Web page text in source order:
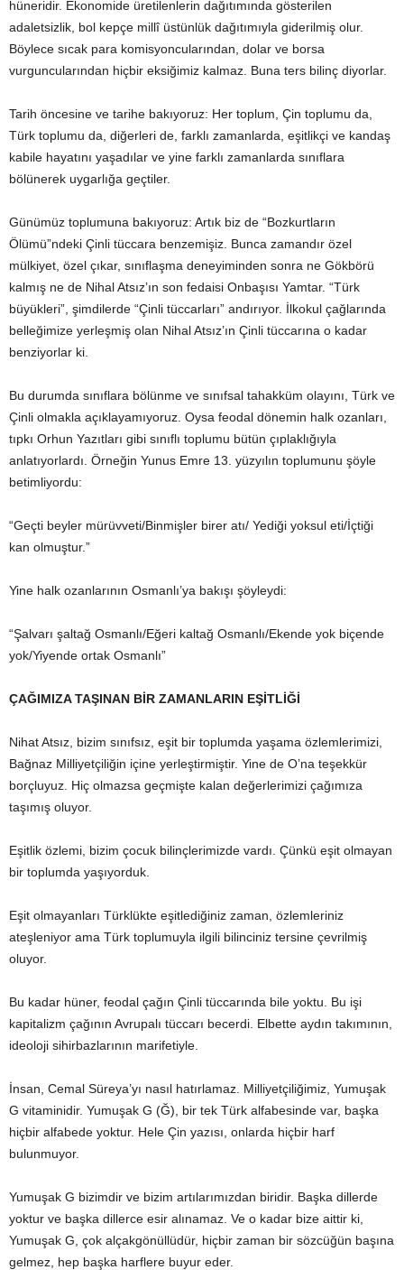
hüneridir. Ekonomide üretilenlerin dağıtımında gösterilen
adaletsizlik, bol kepçe millî üstünlük dağıtımıyla giderilmiş olur.
Böylece sıcak para komisyoncularından, dolar ve borsa
vurguncularından hiçbir eksiğimiz kalmaz. Buna ters bilinç diyorlar.
Tarih öncesine ve tarihe bakıyoruz: Her toplum, Çin toplumu da,
Türk toplumu da, diğerleri de, farklı zamanlarda, eşitlikçi ve kandaş
kabile hayatını yaşadılar ve yine farklı zamanlarda sınıflara
bölünerek uygarlığa geçtiler.
Günümüz toplumuna bakıyoruz: Artık biz de “Bozkurtların
Ölümü”ndeki Çinli tüccara benzemişiz. Bunca zamandır özel
mülkiyet, özel çıkar, sınıflaşma deneyiminden sonra ne Gökbörü
kalmış ne de Nihal Atsız’ın son fedaisi Onbaşısı Yamtar. “Türk
büyükleri”, şimdilerde “Çinli tüccarları” andırıyor. İlkokul çağlarında
belleğimize yerleşmiş olan Nihal Atsız’ın Çinli tüccarına o kadar
benziyorlar ki.
Bu durumda sınıflara bölünme ve sınıfsal tahakküm olayını, Türk ve
Çinli olmakla açıklayamıyoruz. Oysa feodal dönemin halk ozanları,
tıpkı Orhun Yazıtları gibi sınıflı toplumu bütün çıplaklığıyla
anlatıyorlardı. Örneğin Yunus Emre 13. yüzyılın toplumunu şöyle
betimliyordu:
“Geçti beyler mürüvveti/Binmişler birer atı/ Yediği yoksul eti/İçtiği
kan olmuştur.”
Yine halk ozanlarının Osmanlı’ya bakışı şöyleydi:
“Şalvarı şaltağ Osmanlı/Eğeri kaltağ Osmanlı/Ekende yok biçende
yok/Yiyende ortak Osmanlı”
ÇAĞIMIZA TAŞINAN BİR ZAMANLARIN EŞİTLİĞİ
Nihat Atsız, bizim sınıfsız, eşit bir toplumda yaşama özlemlerimizi,
Bağnaz Milliyetçiliğin içine yerleştirmiştir. Yine de O’na teşekkür
borçluyuz. Hiç olmazsa geçmişte kalan değerlerimizi çağımıza
taşımış oluyor.
Eşitlik özlemi, bizim çocuk bilinçlerimizde vardı. Çünkü eşit olmayan
bir toplumda yaşıyorduk.
Eşit olmayanları Türklükte eşitlediğiniz zaman, özlemleriniz
ateşleniyor ama Türk toplumuyla ilgili bilinciniz tersine çevrilmiş
oluyor.
Bu kadar hüner, feodal çağın Çinli tüccarında bile yoktu. Bu işi
kapitalizm çağının Avrupalı tüccarı becerdi. Elbette aydın takımının,
ideoloji sihirbazlarının marifetiyle.
İnsan, Cemal Süreya’yı nasıl hatırlamaz. Milliyetçiliğimiz, Yumuşak
G vitaminidir. Yumuşak G (Ğ), bir tek Türk alfabesinde var, başka
hiçbir alfabede yoktur. Hele Çin yazısı, onlarda hiçbir harf
bulunmuyor.
Yumuşak G bizimdir ve bizim artılarımızdan biridir. Başka dillerde
yoktur ve başka dillerce esir alınamaz. Ve o kadar bize aittir ki,
Yumuşak G, çok alçakgönüllüdür, hiçbir zaman bir sözcüğün başına
gelmez, hep başka harflere buyur eder.